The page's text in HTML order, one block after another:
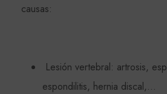
causas:
Lesión vertebral: artrosis,
espondilitis, hernia discal,…